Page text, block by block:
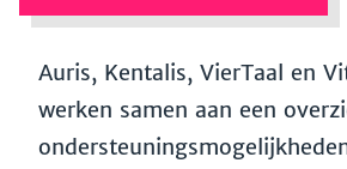
Auris, Kentalis, VierTaal en
werken samen aan een